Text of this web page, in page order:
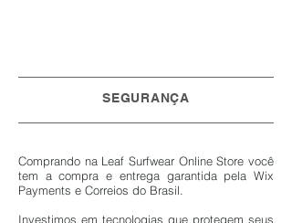
SEGURANÇA
Comprando na Leaf Surfwear Online Store você
tem a compra e entrega garantida pela Wix
Payments e Correios do Brasil.
Investimos em tecnologias que protegem seus